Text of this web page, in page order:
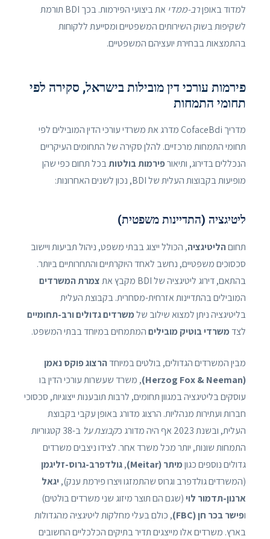
למדוד באופןרב-ממדי
את ביצועי הפירמות. בכך BDI תורמת
לשקיפות בשוק השירותים המשפטיים ומסייעת ללקוחות
בהתמצאות בבחירת יועציהם המשפטיים.
פירמות עורכי דין מובילות בישראל, סקירה לפי
תחומי התמחות
מדריך CofaceBdi מדרג את משרדי עורכי הדין המובילים לפי
תחומי התמחות מרכזיים. להלן סקירה של התחומים העיקריים
הנכללים בדירוג, ותיאורפירמות בולטותבכל תחום כפי שהן
מופיעות בקבוצות העלית של BDI, נכון לשנים האחרונות:
ליטיגציה (התדיינות משפטית)
תחוםהליטיגציה, הכולל ייצוג בבתי משפט, ניהול תביעות ויישוב
סכסוכים משפטיים, נחשב לאחד היוקרתיים והתחרותיים ביותר.
בהתאם, דירוג ליטיגציה של BDI מקבץ את
צמרת המשרדים
המובילים בהתדיינות אזרחית-מסחרית. בקבוצת העלית
בליטיגציה ניתן למצוא שילוב שלמשרדים גדולים ורב-תחומיים
לצדמשרדי בוטיק מוביליםהמתמחים במיוחד בבתי המשפט.
מבין המשרדים הגדולים, בולטים במיוחדהרצוג פוקס נאמן
(Herzog Fox & Neeman)
, משרד שעשרות עורכי הדין בו
עוסקים בליטיגציה במגוון תחומים, לרבות תובענות ייצוגיות, סכסוכי
חברות ועתירות מנהליות. הרצוג מדורג באופן עקבי בקבוצת
העלית, ובשנת 2023 אף היה מדורג כ
קבוצת על
ב-38 קטגוריות
התמחות שונות, יותר מכל משרד אחר. לצידו ניצבים משרדים
גדולים נוספים כגוןמיתר (Meitar) ,גולדפרב-גרוס-זליגמן
(המשרדים גולדפרב וגרוס שהתמזגו ויצרו פירמת ענק),יגאל
ארנון-תדמור לוי (שגם הם תוצר מיזוג שני משרדים בולטים)
ופישר בכר חן (FBC)
, כולם בעלי מחלקות ליטיגציה מהגדולות
בארץ. משרדים אלו מייצגים תדיר בתיקים הכלכליים החשובים